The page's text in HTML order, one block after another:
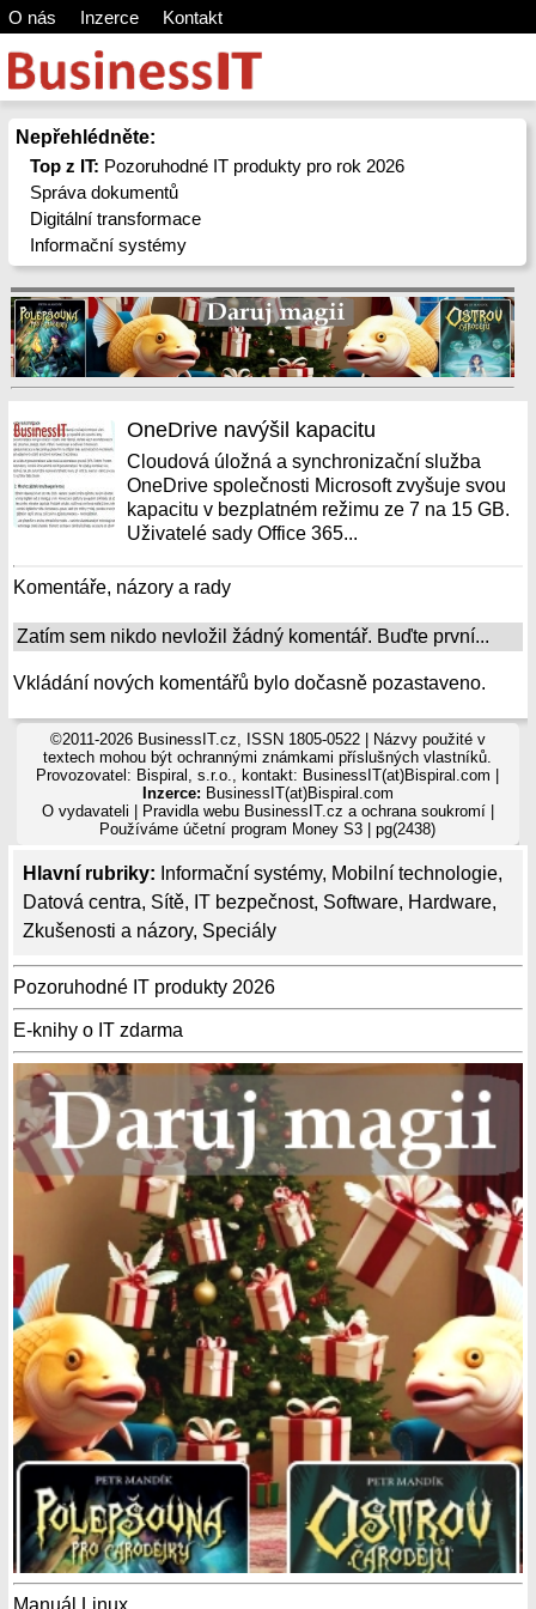
O nás Inzerce Kontakt
Nepřehlédněte:
Top z IT: Pozoruhodné IT produkty pro rok 2026
Správa dokumentů
Digitální transformace
Informační systémy
Hlavní rubriky: Informační systémy, Mobilní technologie,
Datová centra, Sítě, IT bezpečnost, Software, Hardware,
Zkušenosti a názory, Speciály
Pozoruhodné IT produkty 2026
E-knihy o IT zdarma
Manuál Linux
OneDrive navýšil kapacitu
Cloudová úložná a synchronizační služba
OneDrive společnosti Microsoft zvyšuje svou
kapacitu v bezplatném režimu ze 7 na 15 GB.
Uživatelé sady Office 365...
Komentáře, názory a rady
Zatím sem nikdo nevložil žádný komentář. Buďte první...
Vkládání nových komentářů bylo dočasně pozastaveno.
©2011-2026 BusinessIT.cz, ISSN 1805-0522 | Názvy použité v
textech mohou být ochrannými známkami příslušných vlastníků.
Provozovatel: Bispiral, s.r.o., kontakt: BusinessIT(at)Bispiral.com |
Inzerce: BusinessIT(at)Bispiral.com
O vydavateli
Pravidla webu BusinessIT.cz a ochrana soukromí|
Používámeúčetní program Money S3 | pg(2438)